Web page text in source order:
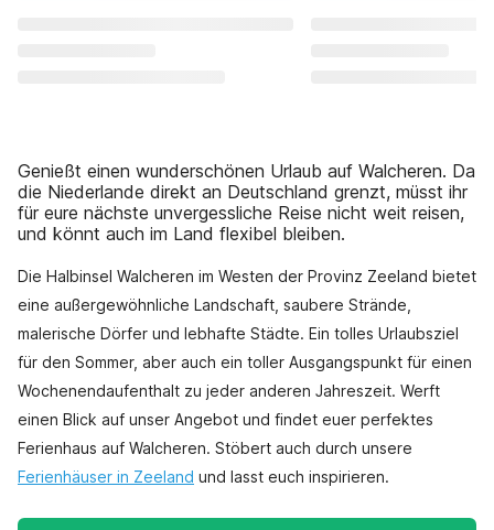
Genießt einen wunderschönen Urlaub auf Walcheren. Da
die Niederlande direkt an Deutschland grenzt, müsst ihr
für eure nächste unvergessliche Reise nicht weit reisen,
und könnt auch im Land flexibel bleiben.
Die Halbinsel Walcheren im Westen der Provinz Zeeland bietet
eine außergewöhnliche Landschaft, saubere Strände,
malerische Dörfer und lebhafte Städte. Ein tolles Urlaubsziel
für den Sommer, aber auch ein toller Ausgangspunkt für einen
Wochenendaufenthalt zu jeder anderen Jahreszeit. Werft
einen Blick auf unser Angebot und findet euer perfektes
Ferienhaus auf Walcheren. Stöbert auch durch unsere
Ferienhäuser in Zeeland und lasst euch inspirieren.